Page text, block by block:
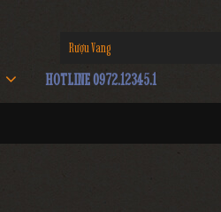
Rượu Vang
HOTLINE 0972.12345.1